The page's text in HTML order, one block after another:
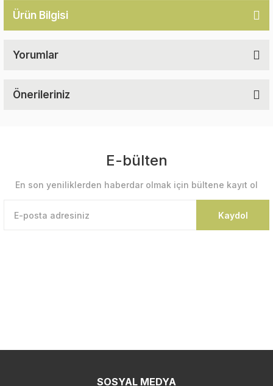
Ürün Bilgisi
Yorumlar
Önerileriniz
E-bülten
En son yeniliklerden haberdar olmak için bültene kayıt ol
Kaydol
SOSYAL MEDYA